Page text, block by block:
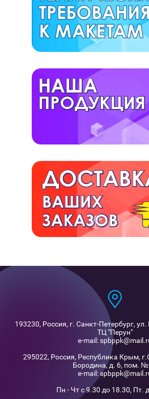
193230, Россия, г. Санкт-Петербург,
ТЦ "Перун"
e-mail:
295022, Россия, Республика Крым,
Бородина, д. 6, пом.
e-mail:
Пн - Чт с 9.30 до 18.30, Пт.